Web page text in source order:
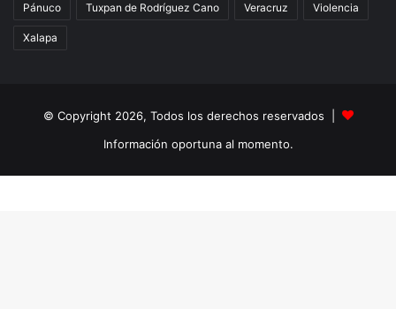
Pánuco Tuxpan de Rodríguez Cano Veracruz Violencia
Xalapa
© Copyright 2026, Todos los derechos reservados |
Información oportuna al momento.